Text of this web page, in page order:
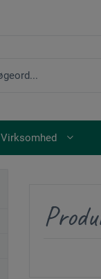
Virksomhed